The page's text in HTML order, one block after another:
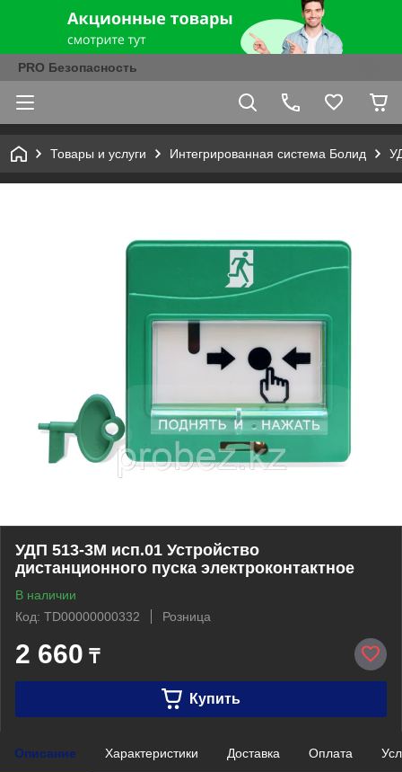
PRO Безопасность
Товары и услуги Интегрированная система Болид
УДП 513-3М исп.01 Устройство
дистанционного пуска электроконтактное
В наличии
Код: TD00000000332
Розница
2 660 ₸
Купить
Описание Характеристики Доставка Оплата